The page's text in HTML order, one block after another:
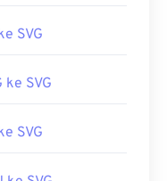
non-vektor,
seperti SVG ke
SVG
ke SVG
SVG